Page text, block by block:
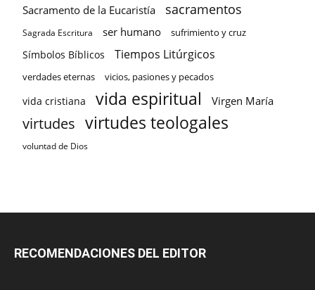
Sacramento de la Eucaristía sacramentos
Sagrada Escritura ser humano sufrimiento y cruz
Símbolos Bíblicos Tiempos Litúrgicos
verdades eternas vicios, pasiones y pecados
vida cristiana vida espiritual Virgen María
virtudes virtudes teologales
voluntad de Dios
RECOMENDACIONES DEL EDITOR